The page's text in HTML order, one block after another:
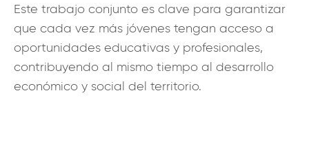
Este trabajo conjunto es clave para garantizar
que cada vez más jóvenes tengan acceso a
oportunidades educativas y profesionales,
contribuyendo al mismo tiempo al desarrollo
económico y social del territorio.